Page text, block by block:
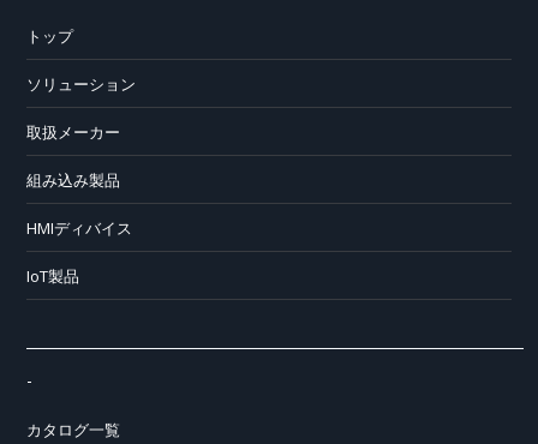
トップ
ソリューション
取扱メーカー
組み込み製品
HMIディバイス
IoT製品
-
カタログ一覧